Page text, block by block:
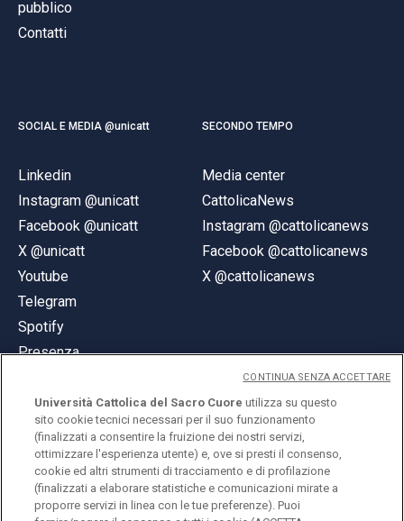
pubblico
Contatti
SOCIAL E MEDIA @unicatt
Linkedin
Instagram @unicatt
Facebook @unicatt
X @unicatt
Youtube
Telegram
Spotify
Presenza
SECONDO TEMPO
Media center
CattolicaNews
Instagram @cattolicanews
Facebook @cattolicanews
X @cattolicanews
© Università Cattolica del Sacro Cuore
Largo A. Gemelli 1, 20123 Milano
Università Cattolica del Sacro Cuore utilizza su questo
sito cookie tecnici necessari per il suo funzionamento
(finalizzati a consentire la fruizione dei nostri servizi,
ottimizzare l'esperienza utente) e, ove si presti il consenso,
cookie ed altri strumenti di tracciamento e di profilazione
(finalizzati a elaborare statistiche e comunicazioni mirate a
proporre servizi in linea con le tue preferenze). Puoi
CONTINUA SENZA ACCETTARE